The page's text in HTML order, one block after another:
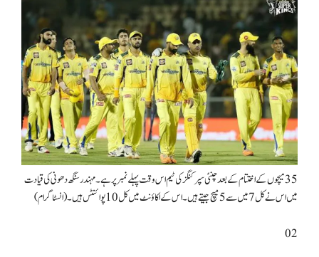
35 میچوں کے اختتام کے بعد چنئی سپر کنگز کی ٹیم اس وقت پہلے نمبر پر ہے۔ مہندر سنگھ دھونی کی قیادت
میں اس نے کل 7 میں سے 5 میچ جیتے ہیں۔ اس کے اکاؤنٹ میں کل 10 پوائنٹس ہیں۔ (انسٹاگرام)
02